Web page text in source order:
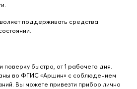
поддерживать средства
быстро, от 1 рабочего дня.
во ФГИС «Аршин» с соблюдением
Вы можете привезти прибор лично